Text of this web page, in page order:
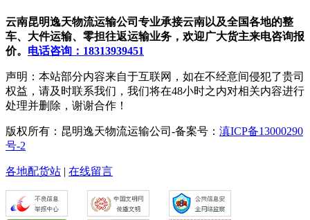
云南昆明逸天物流运输公司专业承接云南以及全国各地的整
车、大件运输、零担往返运输业务，欢迎广大货主来电咨询报
价。 电话咨询：18313939451
声明：本站部分内容来自于互联网，如在不经意间侵犯了贵司
权益，请及时联系我们，我们将在48小时之内对相关内容进行
处理并删除，谢谢合作！
版权所有：昆明逸天物流运输公司-备案号： 滇ICP备13000290
号-2
各地配货站 | 在线留言